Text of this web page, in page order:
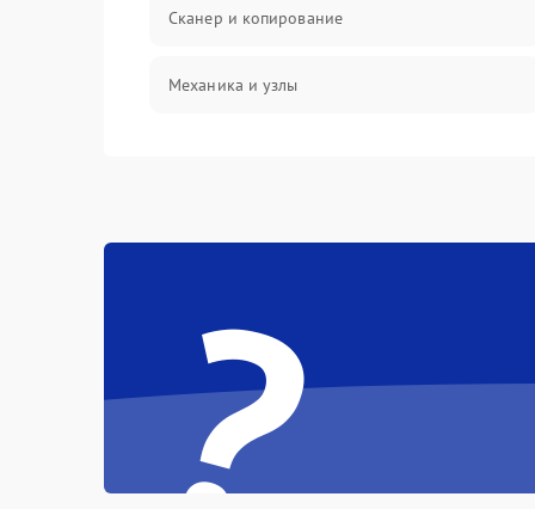
Сканер и копирование
Механика и узлы
Изображение
Проблемы с механикой
Питание и запуск
?